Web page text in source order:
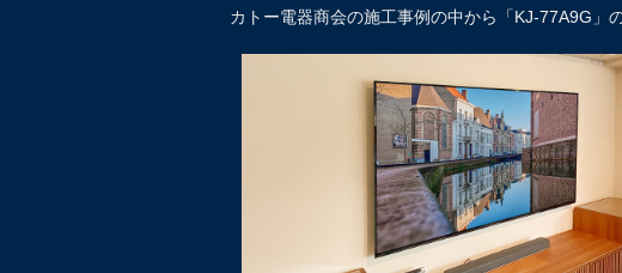
カトー電器商会の施工事例の中から「KJ-77A9G」